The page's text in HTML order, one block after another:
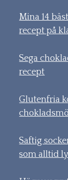
Mina 14
recept på
Sega
recept
Glutenfria
Saftig
som alltid